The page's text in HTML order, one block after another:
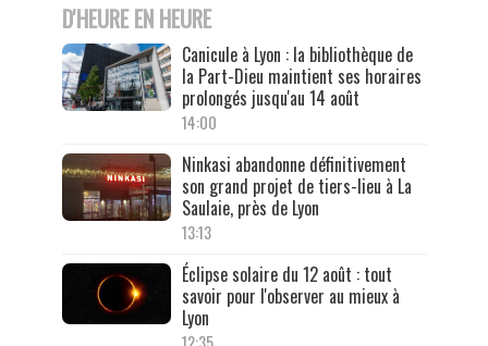
D'HEURE EN HEURE
Canicule à Lyon : la bibliothèque de
la Part-Dieu maintient ses horaires
prolongés jusqu'au 14 août
14:00
Ninkasi abandonne définitivement
son grand projet de tiers-lieu à La
Saulaie, près de Lyon
13:13
Éclipse solaire du 12 août : tout
savoir pour l'observer au mieux à
Lyon